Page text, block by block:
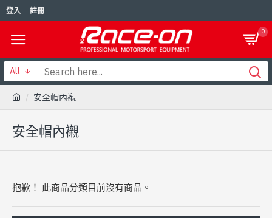
登入 註冊
0
All
安全帽內襯
安全帽內襯
抱歉！ 此商品分類目前沒有商品。